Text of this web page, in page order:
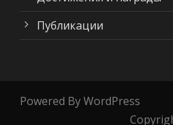
Публикации
Powered By WordPress